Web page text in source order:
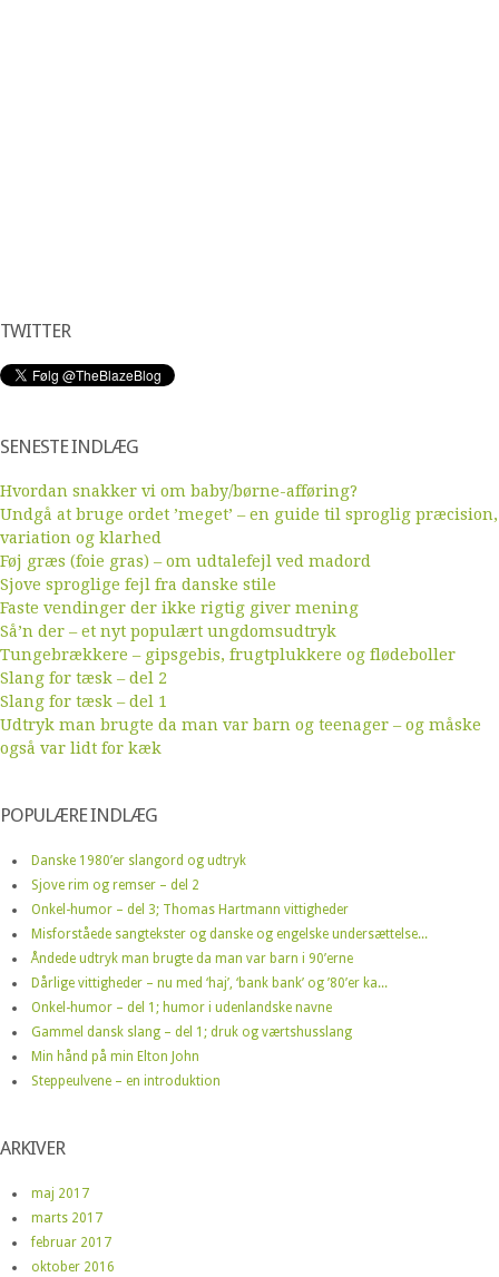
TWITTER
SENESTE INDLÆG
Hvordan snakker vi om baby/børne-afføring?
Undgå at bruge ordet ’meget’ – en guide til sproglig præcision,
variation og klarhed
Føj græs (foie gras) – om udtalefejl ved madord
Sjove sproglige fejl fra danske stile
Faste vendinger der ikke rigtig giver mening
Så’n der – et nyt populært ungdomsudtryk
Tungebrækkere – gipsgebis, frugtplukkere og flødeboller
Slang for tæsk – del 2
Slang for tæsk – del 1
Udtryk man brugte da man var barn og teenager – og måske
også var lidt for kæk
POPULÆRE INDLÆG
Danske 1980’er slangord og udtryk
Sjove rim og remser – del 2
Onkel-humor – del 3; Thomas Hartmann vittigheder
Misforståede sangtekster og danske og engelske undersættelse...
Åndede udtryk man brugte da man var barn i 90’erne
Dårlige vittigheder – nu med ‘haj’, ‘bank bank’ og ’80’er ka...
Onkel-humor – del 1; humor i udenlandske navne
Gammel dansk slang – del 1; druk og værtshusslang
Min hånd på min Elton John
Steppeulvene – en introduktion
ARKIVER
maj 2017
marts 2017
februar 2017
oktober 2016